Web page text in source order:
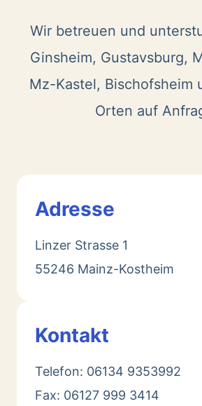
Wir betreuen und
Ginsheim, Gustavsburg,
Mz-Kastel, Bischofsheim
Orten auf
Adresse
Linzer Strasse 1
55246 Mainz-Kostheim
Kontakt
Telefon: 06134 9353992
Fax: 06127 999 3414